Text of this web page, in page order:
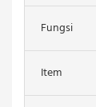
Fungsi
Item